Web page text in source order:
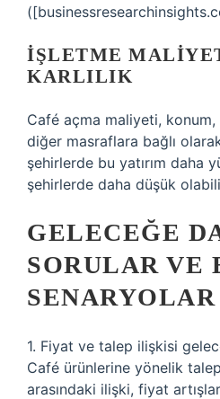
İŞLETME
KARLILIK
Café açma maliyeti,
diğer masraflara bağlı
şehirlerde bu yatırım daha
şehirlerde daha düşük
GELECEĞE
SORULAR VE
SENARYOLAR
1. Fiyat ve talep ilişkisi
Café ürünlerine yönelik
arasındaki ilişki, fiyat